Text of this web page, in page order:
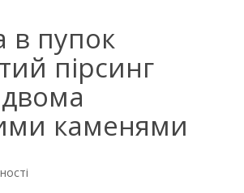
в пупок
пірсинг
каменями